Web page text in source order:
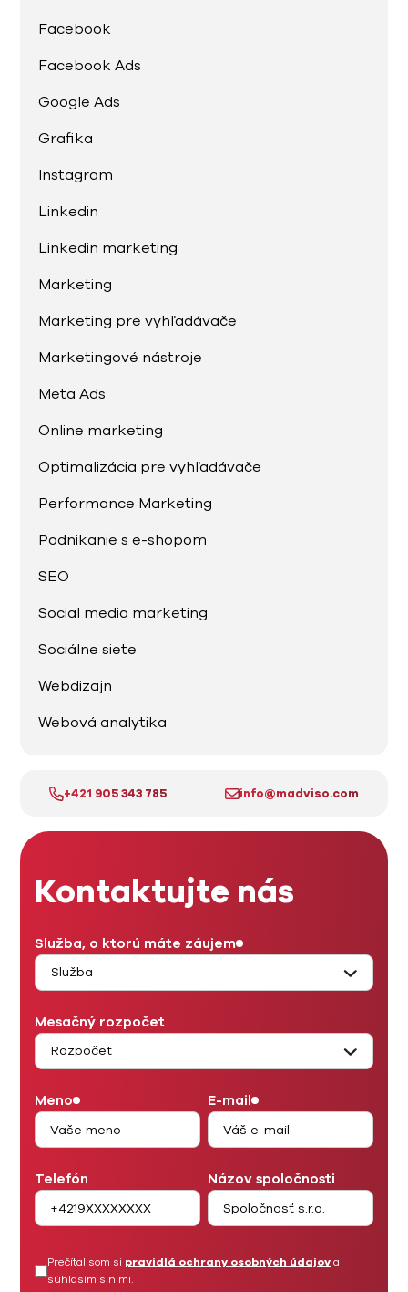
Facebook
Facebook Ads
Google Ads
Grafika
Instagram
Linkedin
Linkedin marketing
Marketing
Marketing pre vyhľadávače
Marketingové nástroje
Meta Ads
Online marketing
Optimalizácia pre vyhľadávače
Performance Marketing
Podnikanie s e-shopom
SEO
Social media marketing
Sociálne siete
Webdizajn
Webová analytika
+421 905 343 785 info@madviso.com
Kontaktujte nás
Služba, o ktorú máte záujem
Mesačný rozpočet
Meno E-mail
Telefón Názov spoločnosti
Prečítal som si pravidlá ochrany osobných údajova
súhlasím s nimi.